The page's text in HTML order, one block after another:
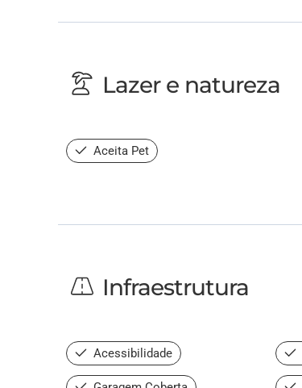
Lazer e natureza
Aceita Pet
Infraestrutura
Acessibilidade